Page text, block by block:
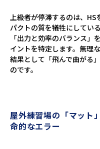
上級者が停滞するのは、
パクトの質を犠牲にしてい
「出力と効率のバランス」
イントを特定します。無理
結果として「飛んで曲がる
のです。
屋外練習場の「マット
命的なエラー